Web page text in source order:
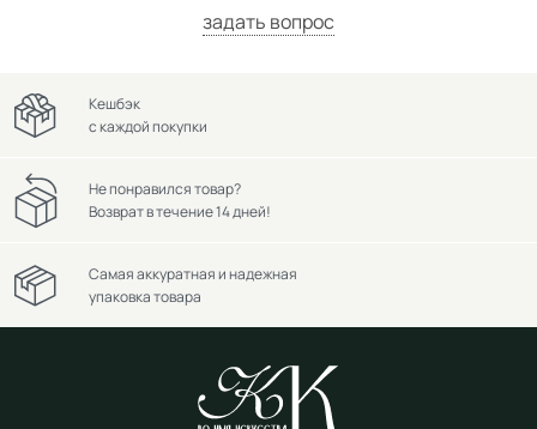
задать вопрос
Кешбэк
с каждой покупки
Не понравился товар?
Возврат в течение 14 дней!
Самая аккуратная и надежная
упаковка товара